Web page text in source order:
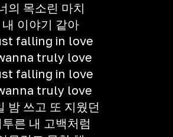
의 목소린 마치
내 이야기 같아
falling in love
truly love
falling in love
truly love
밤 쓰고 또 지웠던
투른 내 고백처럼